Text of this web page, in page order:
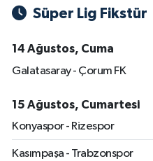
Süper Lig Fikstür
14 Ağustos, Cuma
Galatasaray - Çorum FK
15 Ağustos, Cumartesi
Konyaspor - Rizespor
Kasımpaşa - Trabzonspor